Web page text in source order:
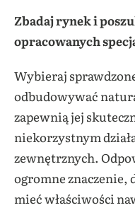
Zbadaj rynek i
opracowanych
Wybieraj
odbudowywać
zapewnią jej
niekorzystnym
zewnętrznych.
ogromne
mieć właściwości